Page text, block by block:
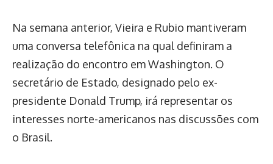
Na semana anterior, Vieira e Rubio mantiveram
uma conversa telefônica na qual definiram a
realização do encontro em Washington. O
secretário de Estado, designado pelo ex-
presidente Donald Trump, irá representar os
interesses norte-americanos nas discussões com
o Brasil.